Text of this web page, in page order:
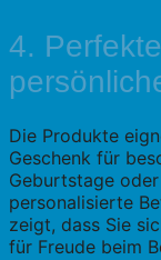
4.
Die Produkte
Geschenk für
Geburtstage
personalisierte
zeigt, dass Sie
für Freude beim